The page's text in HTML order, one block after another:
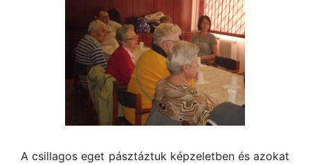
A csillagos eget pásztáztuk képzeletben és azokat